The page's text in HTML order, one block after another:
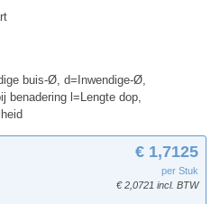
buis-Ø, d=Inwendige-Ø,
benadering l=Lengte dop,
€ 1,7125
per Stuk
€ 2,0721 incl. BTW